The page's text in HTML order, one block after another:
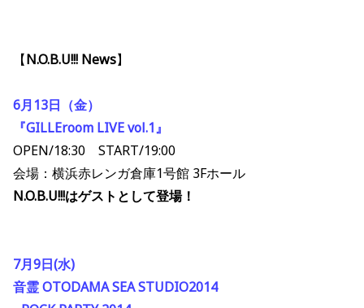
【N.O.B.U!!! News】
6月13日（金）
『GILLEroom LIVE vol.1』
OPEN/18:30 START/19:00
会場：横浜赤レンガ倉庫1号館 3Fホール
N.O.B.U!!!はゲストとして登場！
7月9日(水)
音霊 OTODAMA SEA STUDIO2014